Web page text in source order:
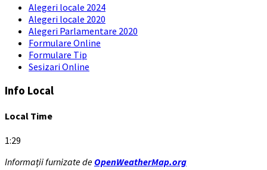
Alegeri locale 2024
Alegeri locale 2020
Alegeri Parlamentare 2020
Formulare Online
Formulare Tip
Sesizari Online
Info Local
Local Time
1:29
Informații furnizate de OpenWeatherMap.org